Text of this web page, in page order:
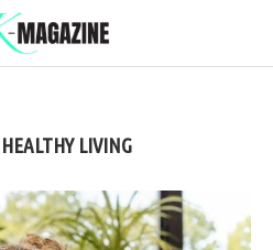
HEALTHY LIVING